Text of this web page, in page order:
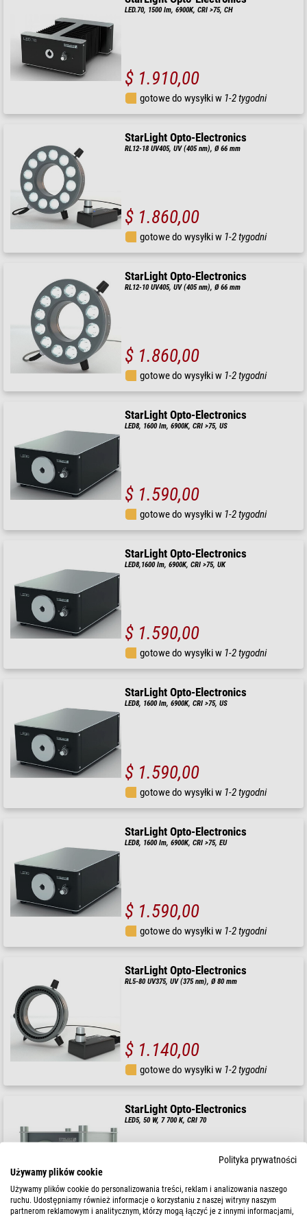
LED.70, 1500 lm, 6900K, CRI >75, CH
$ 1.910,00
gotowe do wysyłki w 1-2 tygodni
StarLight Opto-Electronics
RL12-18 UV405, UV (405 nm), Ø 66 mm
$ 1.860,00
gotowe do wysyłki w 1-2 tygodni
StarLight Opto-Electronics
RL12-10 UV405, UV (405 nm), Ø 66 mm
$ 1.860,00
gotowe do wysyłki w 1-2 tygodni
StarLight Opto-Electronics
LED8, 1600 lm, 6900K, CRI >75, US
$ 1.590,00
gotowe do wysyłki w 1-2 tygodni
StarLight Opto-Electronics
LED8,1600 lm, 6900K, CRI >75, UK
$ 1.590,00
gotowe do wysyłki w 1-2 tygodni
StarLight Opto-Electronics
LED8, 1600 lm, 6900K, CRI >75, US
$ 1.590,00
gotowe do wysyłki w 1-2 tygodni
StarLight Opto-Electronics
LED8, 1600 lm, 6900K, CRI >75, EU
$ 1.590,00
gotowe do wysyłki w 1-2 tygodni
StarLight Opto-Electronics
RL5-80 UV375, UV (375 nm), Ø 80 mm
$ 1.140,00
gotowe do wysyłki w 1-2 tygodni
StarLight Opto-Electronics
LED5, 50 W, 7 700 K, CRI 70
$ 1.100,00
gotowe do wysyłki w1-2 tygodni
Polityka prywatności
Używamy plików cookie
Używamy plików cookie do personalizowania treści, reklam i analizowania naszego
ruchu. Udostępniamy również informacje o korzystaniu z naszej witryny naszym
partnerom reklamowym i analitycznym, którzy mogą łączyć je z innymi informacjami,